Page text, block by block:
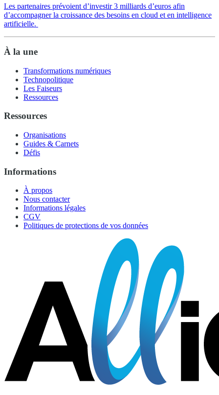
Les partenaires prévoient d’investir 3 milliards d’euros afin
d’accompagner la croissance des besoins en cloud et en intelligence
artificielle.
À la une
Transformations numériques
Technopolitique
Les Faiseurs
Ressources
Ressources
Organisations
Guides & Carnets
Défis
Informations
À propos
Nous contacter
Informations légales
CGV
Politiques de protections de vos données